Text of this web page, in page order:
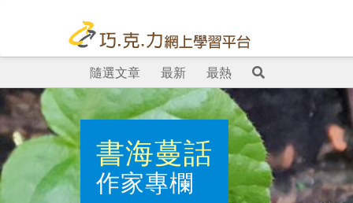
隨選文章 最新 最熱
書海蔓話
作家專欄